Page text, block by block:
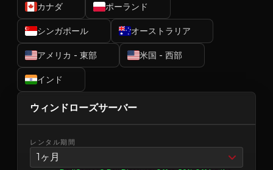
カナダ ポーランド
シンガポール オーストラリア
アメリカ - 東部 米国 - 西部
インド
ウィンドローズサーバー
レンタル期間
1ヶ月